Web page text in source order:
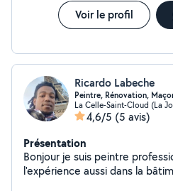
Voir le profil
Ricardo Labeche
Peintre, Rénovation,
La Celle-Saint-Cloud (La
4,6/5 (5 avis)
Présentation
Bonjour je suis peintre
l'expérience aussi dans la